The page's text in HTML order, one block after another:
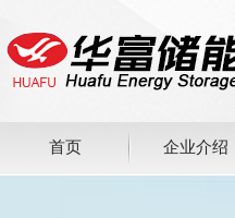
首页 企业介绍